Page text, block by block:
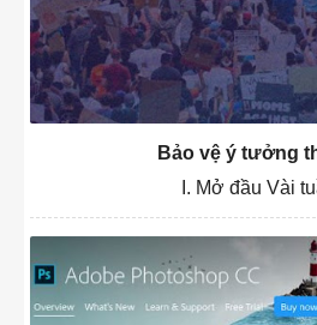
Bảo vệ ý tưởng
I. Mở đầu Vài